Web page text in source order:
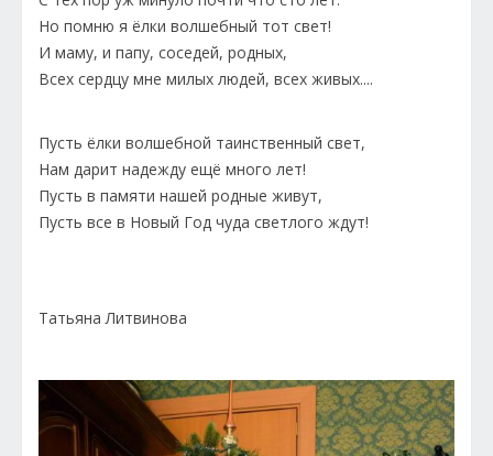
Но помню я ёлки волшебный тот свет!
И маму, и папу, соседей, родных,
Всех сердцу мне милых людей, всех живых....
Пусть ёлки волшебной таинственный свет,
Нам дарит надежду ещё много лет!
Пусть в памяти нашей родные живут,
Пусть все в Новый Год чуда светлого ждут!
Татьяна Литвинова